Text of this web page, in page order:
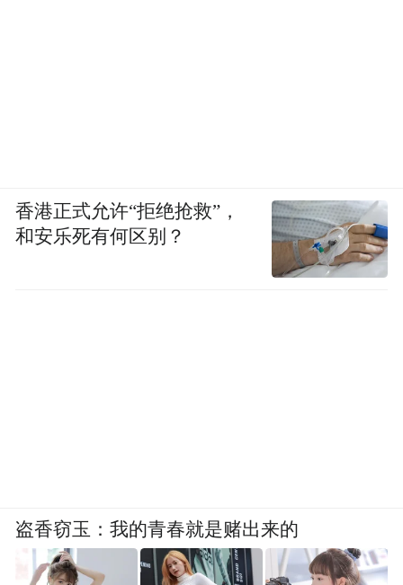
香港正式允许“拒绝抢救”，
和安乐死有何区别？
盗香窃玉：我的青春就是赌出来的